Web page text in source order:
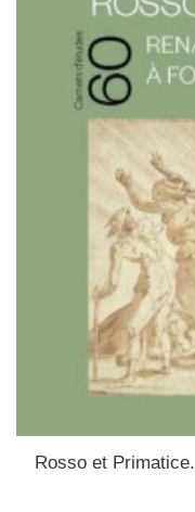
Rosso et